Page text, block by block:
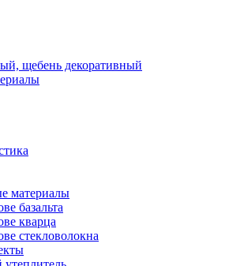
щебень декоративный
материалы
базальта
кварца
стекловолокна